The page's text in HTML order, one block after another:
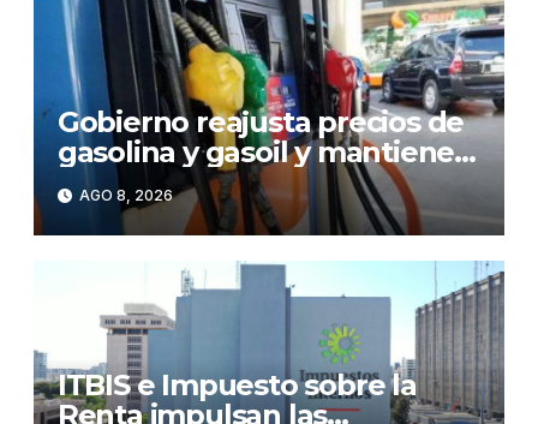
Gobierno reajusta precios de
gasolina y gasoil y mantiene
congelado el GLP
AGO 8, 2026
ITBIS e Impuesto sobre la
Renta impulsan las